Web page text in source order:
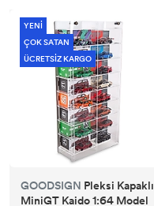
YENİ
ÇOK SATAN
ÜCRETSİZ KARGO
GOODSIGN Pleksi Kapaklı
MiniGT Kaido 1:64 Model